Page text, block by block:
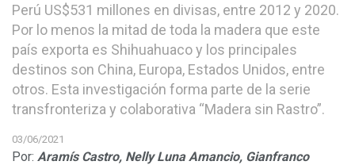
Perú US$531 millones en divisas, entre 2012 y 2020.
Por lo menos la mitad de toda la madera que este
país exporta es Shihuahuaco y los principales
destinos son China, Europa, Estados Unidos, entre
otros. Esta investigación forma parte de la serie
transfronteriza y colaborativa “Madera sin Rastro”.
03/06/2021
Por: Aramís Castro, Nelly Luna Amancio, Gianfranco